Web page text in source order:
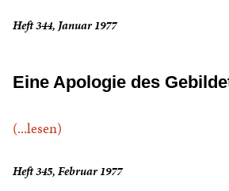
Heft 344, Januar 1977
Eine Apologie des
(...lesen)
Heft 345, Februar 1977